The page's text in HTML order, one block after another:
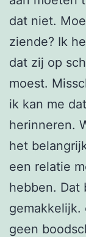
dat niet.
ziende? Ik
dat zij op
moest.
ik kan me
herinneren.
het
een relatie
hebben. Dat
gemakkelijk.
geen